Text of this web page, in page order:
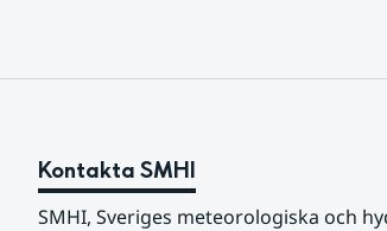
Kontakta SMHI
SMHI, Sveriges meteorologiska och